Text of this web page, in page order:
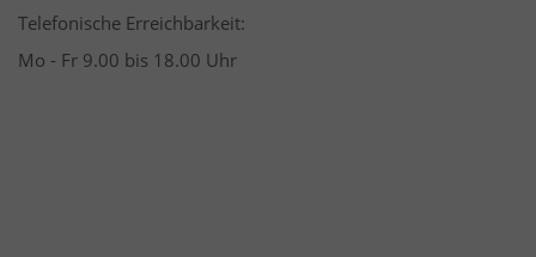
Telefonische Erreichbarkeit:
Mo - Fr 9.00 bis 18.00 Uhr